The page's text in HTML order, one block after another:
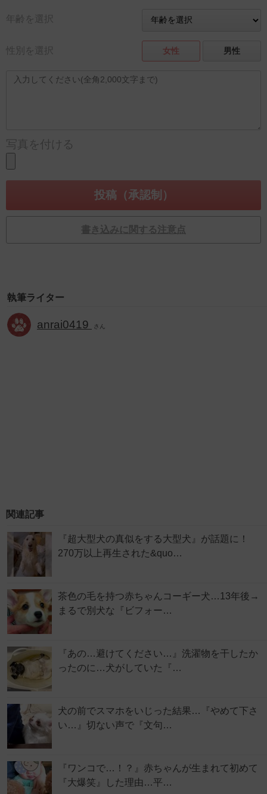
年齢を選択
性別を選択 女性 男性
写真を付ける
書き込みに関する注意点
執筆ライター
anrai0419 さん
関連記事
『超大型犬の真似をする大型犬』が話題に！
270万以上再生された&quo…
茶色の毛を持つ赤ちゃんコーギー犬…13年後→
まるで別犬な『ビフォー…
『あの…避けてください…』洗濯物を干したか
ったのに…犬がしていた『…
犬の前でスマホをいじった結果…『やめて下さ
い…』切ない声で『文句…
『ワンコで…！？』赤ちゃんが生まれて初めて
『大爆笑』した理由…平…